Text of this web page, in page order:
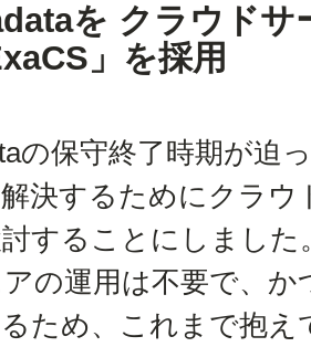
を クラウドサ
」を採用
の保守終了時期が迫
決するためにクラ
することにしまし
の運用は不要で、か
ため、これまで抱